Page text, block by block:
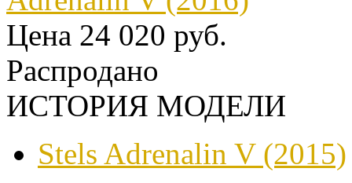
Цена 24 020 руб.
Распродано
ИСТОРИЯ МОДЕЛИ
Stels Adrenalin V (2015)